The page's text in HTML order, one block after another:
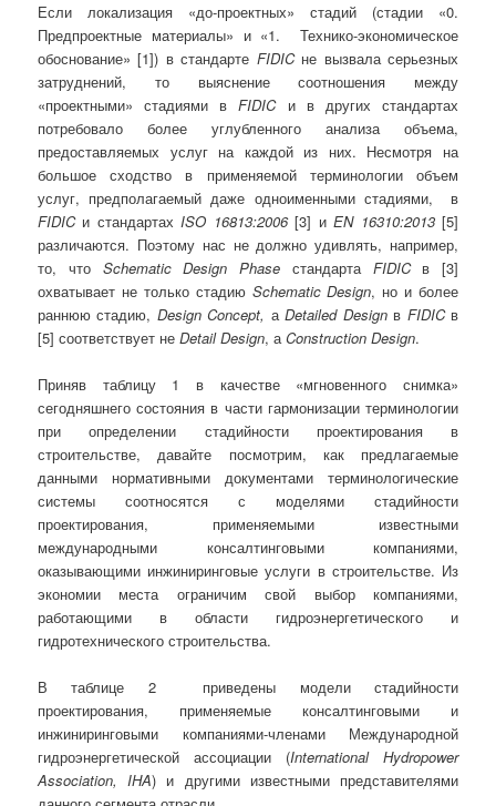
Если локализация «до-проектных» стадий (стадии «0.
Предпроектные материалы» и «1. Технико-экономическое
обоснование» [1]) в стандарте FIDICне вызвала серьезных
затруднений, то выяснение соотношения между
«проектными» стадиями вFIDICи в других стандартах
потребовало более углубленного анализа объема,
предоставляемых услуг на каждой из них. Несмотря на
большое сходство в применяемой терминологии объем
услуг, предполагаемый даже одноименными стадиями, в
FIDICи стандартахISO 16813:2006[3] иEN 16310:2013 [5]
различаются. Поэтому нас не должно удивлять, например,
то, что SchematicDesignPhase стандарта FIDICв [3]
охватывает не только стадию SchematicDesign, но и более
раннюю стадию, DesignConcept, аDetailed Designв FIDICв
[5] соответствует неDetailDesign, аConstructionDesign.
Приняв таблицу 1 в качестве «мгновенного снимка»
сегодняшнего состояния в части гармонизации терминологии
при определении стадийности проектирования в
строительстве, давайте посмотрим, как предлагаемые
данными нормативными документами терминологические
системы соотносятся с моделями стадийности
проектирования, применяемыми известными
международными консалтинговыми компаниями,
оказывающими инжиниринговые услуги в строительстве. Из
экономии места ограничим свой выбор компаниями,
работающими в области гидроэнергетического и
гидротехнического строительства.
В таблице 2 приведены модели стадийности
проектирования, применяемые консалтинговыми и
инжиниринговыми компаниями-членами Международной
гидроэнергетической ассоциации (International
Hydropower
Association,IHA) и другими известными представителями